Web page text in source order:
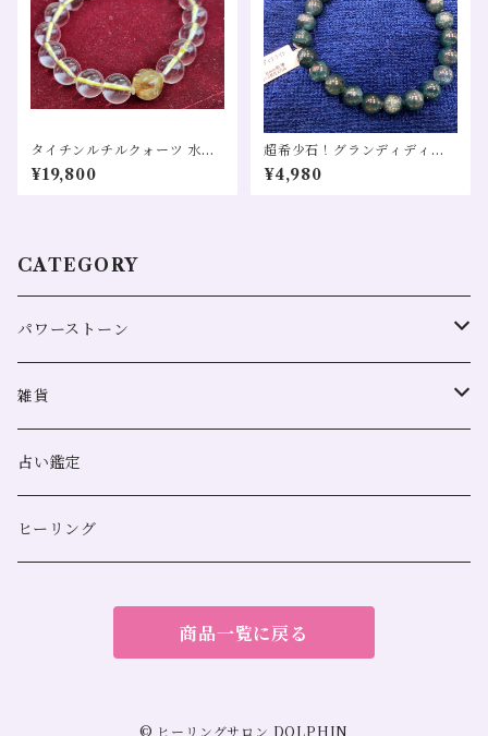
タイチンルチルクォーツ 水晶
金運 全体運 財運 仕事運 恋愛
運 黄色
¥19,800
超希少石！グランディディエ
ライト AAA 8mm 天然石 1
粒
¥4,980
CATEGORY
パワーストーン
全体運
恋愛
金運
雑貨
浄化用
スマッジングミスト
占い鑑定
ヒーリング
商品一覧に戻る
© ヒーリングサロン DOLPHIN